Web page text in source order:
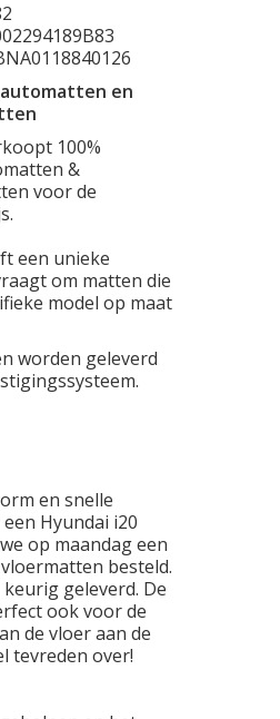
en
100%
&
voor de
een unieke
om matten die
model op maat
worden geleverd
en snelle
Hyundai i20
op maandag een
besteld.
geleverd. De
ook voor de
de vloer aan de
tevreden over!